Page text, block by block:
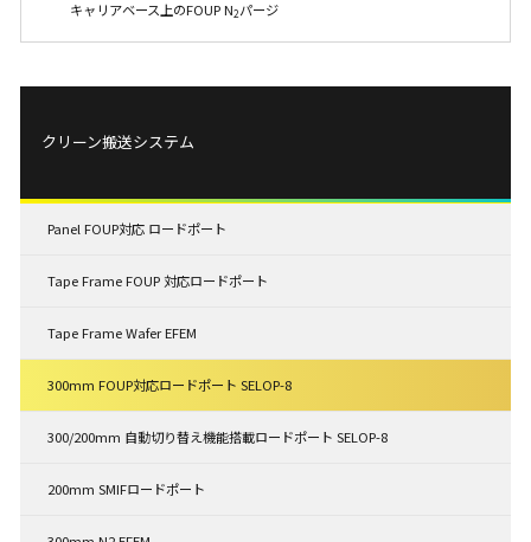
キャリアベース上のFOUP N2パージ
クリーン搬送システム
Panel FOUP対応 ロードポート
Tape Frame FOUP 対応ロードポート
Tape Frame Wafer EFEM
300mm FOUP対応ロードポート SELOP-8
300/200mm 自動切り替え機能搭載ロードポート SELOP-8
200mm SMIFロードポート